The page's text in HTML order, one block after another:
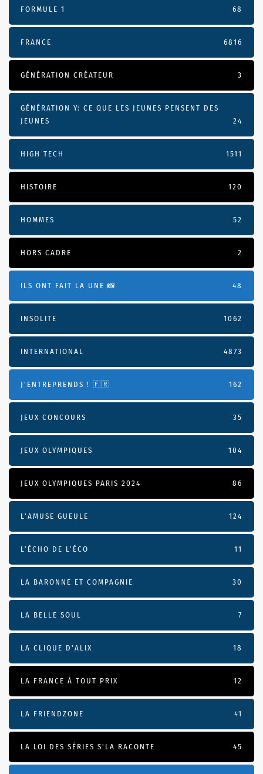
FORMULE 1 68
FRANCE 6816
GÉNÉRATION CRÉATEUR 3
GÉNÉRATION Y: CE QUE LES JEUNES PENSENT DES
JEUNES
24
HIGH TECH 1511
HISTOIRE 120
HOMMES 52
HORS CADRE 2
ILS ONT FAIT LA UNE 📸 48
INSOLITE 1062
INTERNATIONAL 4873
J'ENTREPRENDS ! 🇫🇷 162
JEUX CONCOURS 35
JEUX OLYMPIQUES 104
JEUX OLYMPIQUES PARIS 2024 86
L'AMUSE GUEULE 124
L’ÉCHO DE L’ÉCO 11
LA BARONNE ET COMPAGNIE 30
LA BELLE SOUL 7
LA CLIQUE D'ALIX 18
LA FRANCE À TOUT PRIX 12
LA FRIENDZONE 41
LA LOI DES SÉRIES S'LA RACONTE 45